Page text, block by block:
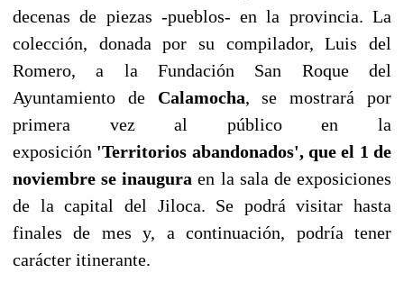
decenas de piezas -pueblos- en la provincia. La
colección, donada por su compilador, Luis del
Romero, a la Fundación San Roque del
Ayuntamiento de Calamocha, se mostrará por
primera vez al público en la
exposición 'Territorios abandonados', que el 1 de
noviembre se inaugura en la sala de exposiciones
de la capital del Jiloca. Se podrá visitar hasta
finales de mes y, a continuación, podría tener
carácter itinerante.